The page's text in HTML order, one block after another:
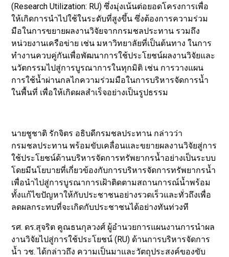
(Research Utilization: RU) ซึ่งมุ่งเน้นต่อยอดโครงการเพื่อ
ให้เกิดการนำไปใช้ในระดับที่สูงขึ้น ซึ่งต้องการความร่วม
มือในการขยายผลงานวิจัยจากกรมชลประทาน รวมถึง
หน่วยงานเครือข่าย เช่น มหาวิทยาลัยที่เป็นต้นทาง ในการ
ทำงานควบคู่กันเพื่อพัฒนาการใช้ประโยชน์ผลงานวิจัยและ
นวัตกรรมไปสู่การบูรณาการในทุกมิติ เช่น การวางแผน
การใช้น้ำผ่านกลไกความร่วมมือในการบริหารจัดการน้ำ
ในพื้นที่ เพื่อให้เกิดผลสำเร็จอย่างเป็นรูปธรรม
นายชูชาติ รักจิตร อธิบดีกรมชลประทาน กล่าวว่า
กรมชลประทาน พร้อมขับเคลื่อนและขยายผลงานวิจัยสู่การ
ใช้ประโยชน์ด้านบริหารจัดการทรัพยากรน้ำอย่างเป็นระบบ
โดยมีนโยบายที่เกี่ยวข้องกับการบริหารจัดการทรัพยากรน้ำ
เพื่อนำไปสู่การบูรณาการเฝ้าติดตามสถานการณ์น้ำพร้อม
ทั้งแก้ไขปัญหาให้กับประชาชนอย่างรวดเร็วและทั่วถึงเพื่อ
ลดผลกระทบที่จะเกิดกับประชาชนได้อย่างทันท่วงที
รศ. ดร.สุจริต คูณธนกุลวงศ์ ผู้อำนวยการแผนงานการนำผล
งานวิจัยไปสู่การใช้ประโยชน์ (RU) ด้านการบริหารจัดการ
น้ำ วช. ได้กล่าวถึง ความเป็นมาและวัตถุประสงค์ของขับ